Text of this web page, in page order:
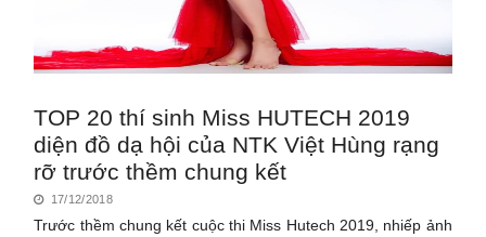
TOP 20 thí sinh Miss HUTECH 2019
diện đồ dạ hội của NTK Việt Hùng rạng
rỡ trước thềm chung kết
17/12/2018
Trước thềm chung kết cuộc thi Miss Hutech 2019, nhiếp ảnh